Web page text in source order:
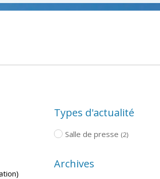
Types d'actualité
Salle de presse (2)
Archives